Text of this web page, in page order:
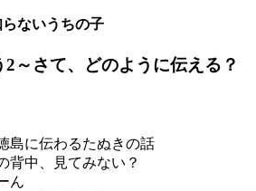
ないうちの子
～さて、どのように伝える？
島に伝わるたぬきの話
背中、見てみない？
ん